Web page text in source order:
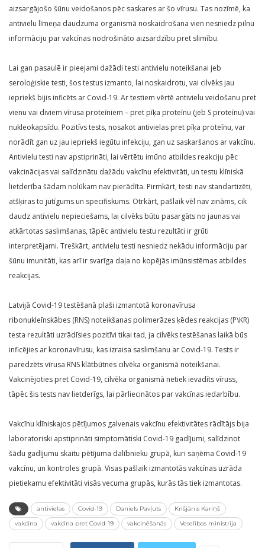
aizsargājošo šūnu veidošanos pēc saskares ar šo vīrusu. Tas nozīmē, ka
antivielu līmeņa daudzuma organismā noskaidrošana vien nesniedz pilnu
informāciju par vakcīnas nodrošināto aizsardzību pret slimību.
Lai gan pasaulē ir pieejami dažādi testi antivielu noteikšanai jeb
seroloģiskie testi, šos testus izmanto, lai noskaidrotu, vai cilvēks jau
iepriekš bijis inficēts ar Covid-19. Ar testiem vērtē antivielu veidošanu pret
vienu vai diviem vīrusa proteīniem – pret pīķa proteīnu (jeb S proteīnu) vai
nukleokapsīdu. Pozitīvs tests, nosakot antivielas pret pīķa proteīnu, var
norādīt gan uz jau iepriekš iegūtu infekciju, gan uz saskaršanos ar vakcīnu.
Antivielu testi nav apstiprināti, lai vērtētu imūno atbildes reakciju pēc
vakcinācijas vai salīdzinātu dažādu vakcīnu efektivitāti, un testu klīniskā
lietderība šādam nolūkam nav pierādīta. Pirmkārt, testi nav standartizēti,
atšķiras to jutīgums un specifiskums. Otrkārt, pašlaik vēl nav zināms, cik
daudz antivielu nepieciešams, lai cilvēks būtu pasargāts no jaunas vai
atkārtotas saslimšanas, tāpēc antivielu testu rezultāti ir grūti
interpretējami. Treškārt, antivielu testi nesniedz nekādu informāciju par
šūnu imunitāti, kas arī ir svarīga daļa no kopējās imūnsistēmas atbildes
reakcijas.
Latvijā Covid-19 testēšanā plaši izmantotā koronavīrusa
ribonukleīnskābes (RNS) noteikšanas polimerāzes ķēdes reakcijas (P\KR)
testa rezultāti uzrādīsies pozitīvi tikai tad, ja cilvēks testēšanas laikā būs
inficējies ar koronavīrusu, kas izraisa saslimšanu ar Covid-19. Tests ir
paredzēts vīrusa RNS klātbūtnes cilvēka organismā noteikšanai.
Vakcinējoties pret Covid-19, cilvēka organismā netiek ievadīts vīruss,
tāpēc šis tests nav lietderīgs, lai pārliecinātos par vakcīnas iedarbību.
Vakcīnu klīniskajos pētījumos galvenais vakcīnu efektivitātes rādītājs bija
laboratoriski apstiprināti simptomātiski Covid-19 gadījumi, salīdzinot
šādu gadījumu skaitu pētījuma dalībnieku grupā, kuri saņēma Covid-19
vakcīnu, un kontroles grupā. Visas pašlaik izmantotās vakcīnas uzrāda
pietiekamu efektivitāti visās vecuma grupās, kurās tās tiek izmantotas.
antivielas Covid-19 Daniels Pavļuts
Krišjānis Kariņš
vakcīna
vakcīna pret Covid-19 vakcinēšanās Veselības ministrija